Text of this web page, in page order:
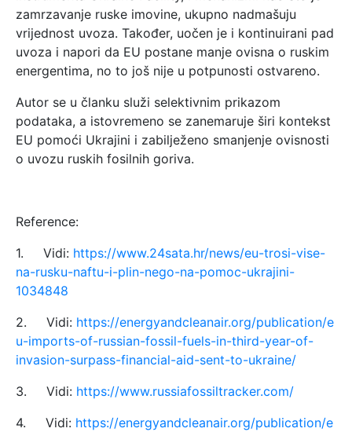
zamrzavanje ruske imovine, ukupno nadmašuju
vrijednost uvoza. Također, uočen je i kontinuirani pad
uvoza i napori da EU postane manje ovisna o ruskim
energentima, no to još nije u potpunosti ostvareno.
Autor se u članku služi selektivnim prikazom
podataka, a istovremeno se zanemaruje širi kontekst
EU pomoći Ukrajini i zabilježeno smanjenje ovisnosti
o uvozu ruskih fosilnih goriva.
Reference:
1. Vidi: https://www.24sata.hr/news/eu-trosi-vise-
na-rusku-naftu-i-plin-nego-na-pomoc-ukrajini-
1034848
2. Vidi: https://energyandcleanair.org/publication/e
u-imports-of-russian-fossil-fuels-in-third-year-of-
invasion-surpass-financial-aid-sent-to-ukraine/
3. Vidi: https://www.russiafossiltracker.com/
4. Vidi: https://energyandcleanair.org/publication/e